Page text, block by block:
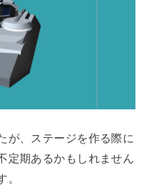
が、ステージを作る際に
定期あるかもしれません
。